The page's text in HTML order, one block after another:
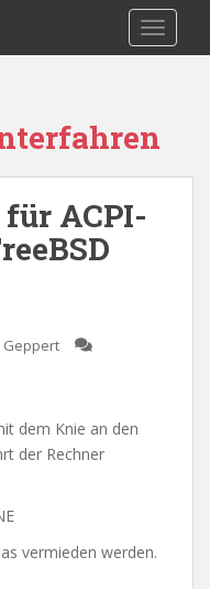
ACPI-
dem Knie an den
der Rechner
vermieden werden.